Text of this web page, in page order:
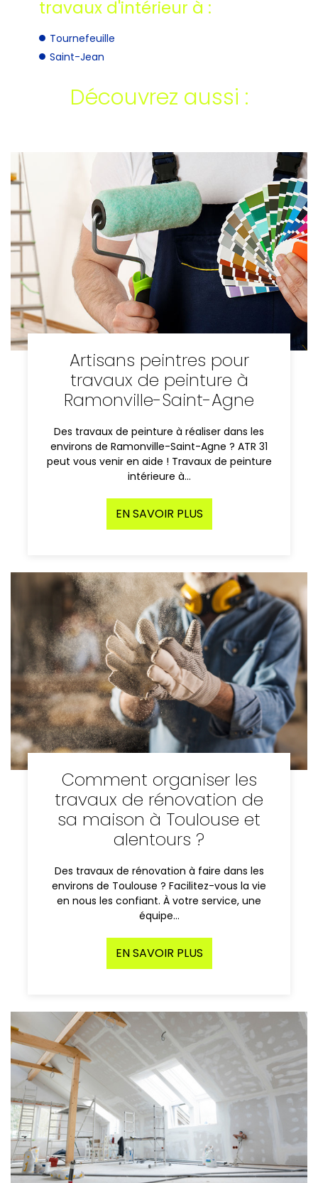
travaux d'intérieur à :
Tournefeuille
Saint-Jean
Découvrez aussi :
Artisans peintres pour
travaux de peinture à
Ramonville-Saint-Agne
Des travaux de peinture à réaliser dans les
environs de Ramonville-Saint-Agne ? ATR 31
peut vous venir en aide ! Travaux de peinture
intérieure à…
EN SAVOIR PLUS
Comment organiser les
travaux de rénovation de
sa maison à Toulouse et
alentours ?
Des travaux de rénovation à faire dans les
environs de Toulouse ? Facilitez-vous la vie
en nous les confiant. À votre service, une
équipe…
EN SAVOIR PLUS